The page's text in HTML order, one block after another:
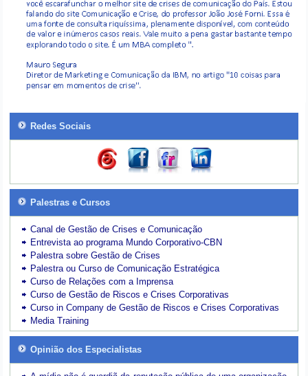
Redes Sociais
Palestras e Cursos
Canal de Gestão de Crises e Comunicação
Entrevista ao programa Mundo Corporativo-CBN
Palestra sobre Gestão de Crises
Palestra ou Curso de Comunicação Estratégica
Curso de Relações com a Imprensa
Curso de Gestão de Riscos e Crises Corporativas
Curso in Company de Gestão de Riscos e Crises Corporativas
Media Training
Opinião dos Especialistas